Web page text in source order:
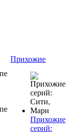
Прихожие
Прихожие
серий: